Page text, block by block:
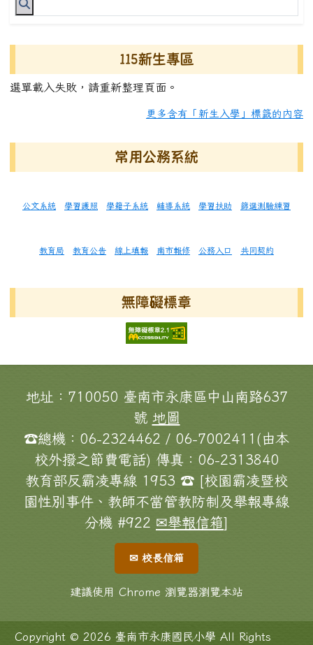
115新生專區
選單載入失敗，請重新整理頁面。
更多含有「新生入學」標籤的內容
常用公務系統
公文系統 學習護照 學籍子系統 輔導系統 學習扶助 篩選測驗練習
教育局 教育公告 線上填報 南市報修 公務入口 共同契約
無障礙標章
頁尾區域內容
地址：710050 臺南市永康區中山南路637
號 地圖
☎總機：06-2324462 / 06-7002411(由本
校外撥之節費電話) 傳真：06-2313840
教育部反霸凌專線 1953 ☎ [校園霸凌暨校
園性別事件、教師不當管教防制及舉報專線
分機 #922 ✉舉報信箱]
✉ 校長信箱
建議使用 Chrome 瀏覽器瀏覽本站
Copyright © 2026 臺南市永康國民小學 All Rights